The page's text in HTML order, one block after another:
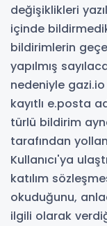
değişiklikleri
içinde
bildirimlerin
yapılmış
nedeniyle gazi.io
kayıtlı e.posta
türlü bildirim
tarafından
Kullanıcı'ya
katılım
okuduğunu,
ilgili olarak